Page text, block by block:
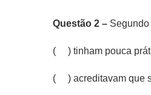
Questão 2 –
( ) tinham pouca
( ) acreditavam que